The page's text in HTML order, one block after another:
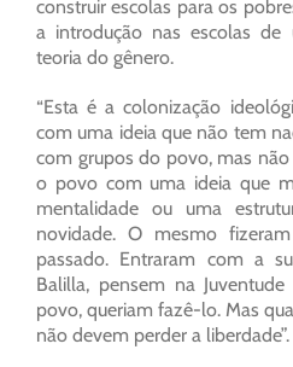
construir escolas para os
a introdução nas escolas
teoria do gênero.
“Esta é a colonização
com uma ideia que não tem
com grupos do povo, mas
o povo com uma ideia que
mentalidade ou uma
novidade. O mesmo
passado. Entraram com a
Balilla, pensem na
povo, queriam fazê-lo. Mas
não devem perder a liberdade”.